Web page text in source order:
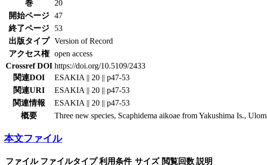
巻
20
開始ページ 47
終了ページ
53
出版タイプ Version of Record
アクセス権 open access
Crossref DOI https://doi.org/10.5109/2433
関連DOI
ESAKIA || 20 || p47-53
関連URI
ESAKIA || 20 || p47-53
関連情報
ESAKIA || 20 || p47-53
概要
Three new species, Scaphidema aikoae from Yakushima Is.,
本文ファイル
ファイル ファイルタイプ 利用条件 サイズ 閲覧回数 説明